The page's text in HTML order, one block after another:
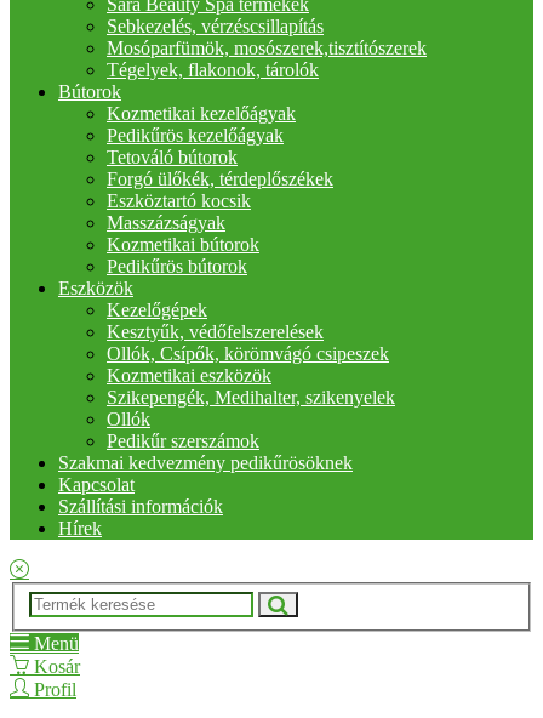
Sara Beauty Spa termékek
Sebkezelés, vérzéscsillapítás
Mosóparfümök, mosószerek,tisztítószerek
Tégelyek, flakonok, tárolók
Bútorok
Kozmetikai kezelőágyak
Pedikűrös kezelőágyak
Tetováló bútorok
Forgó ülőkék, térdeplőszékek
Eszköztartó kocsik
Masszázságyak
Kozmetikai bútorok
Pedikűrös bútorok
Eszközök
Kezelőgépek
Kesztyűk, védőfelszerelések
Ollók, Csípők, körömvágó csipeszek
Kozmetikai eszközök
Szikepengék, Medihalter, szikenyelek
Ollók
Pedikűr szerszámok
Szakmai kedvezmény pedikűrösöknek
Kapcsolat
Szállítási információk
Hírek
Menü
Kosár
Profil